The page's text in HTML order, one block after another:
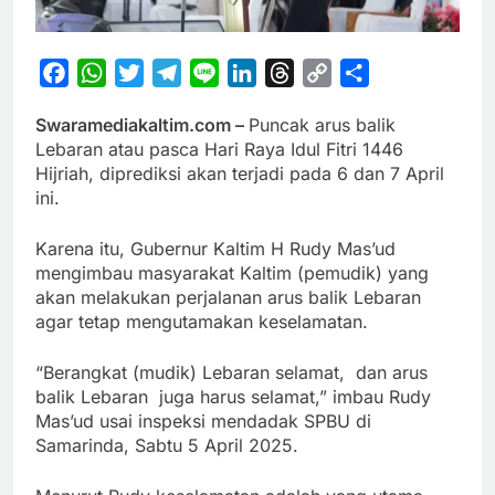
FacebookWhatsApp
TwitterTelegram
Line LinkedInThreads
Copy
Swaramediakaltim.com – Puncak arus balik
Lebaran atau pasca Hari Raya Idul Fitri 1446
Hijriah, diprediksi akan terjadi pada 6 dan 7 April
ini.
Karena itu, Gubernur Kaltim H Rudy Mas’ud
mengimbau masyarakat Kaltim (pemudik) yang
akan melakukan perjalanan arus balik Lebaran
agar tetap mengutamakan keselamatan.
“Berangkat (mudik) Lebaran selamat, dan arus
balik Lebaran juga harus selamat,” imbau Rudy
Mas’ud usai inspeksi mendadak SPBU di
Samarinda, Sabtu 5 April 2025.